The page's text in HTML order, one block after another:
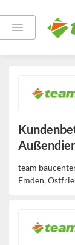
Offene
team
Emden,